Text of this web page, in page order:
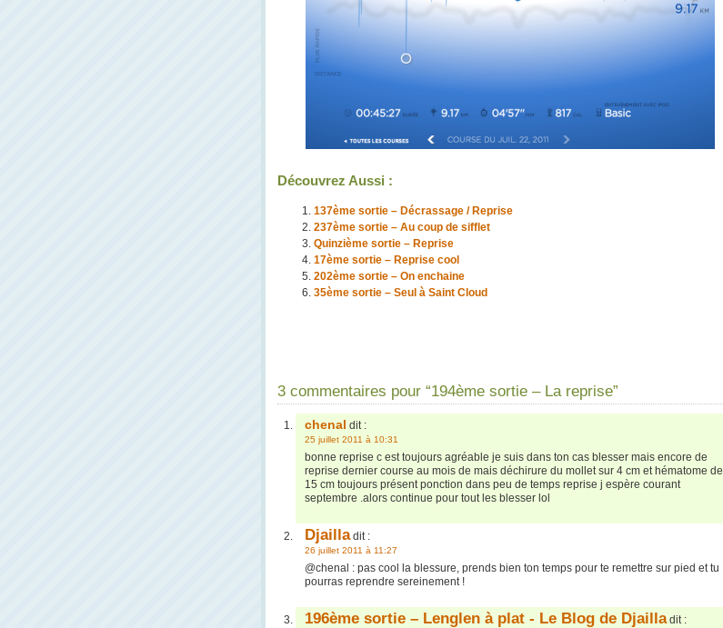
Découvrez Aussi :
137ème sortie – Décrassage / Reprise
237ème sortie – Au coup de sifflet
Quinzième sortie – Reprise
17ème sortie – Reprise cool
202ème sortie – On enchaine
35ème sortie – Seul à Saint Cloud
3 commentaires pour “194ème sortie – La reprise”
chenal dit :
25 juillet 2011 à 10:31
bonne reprise c est toujours agréable je suis dans ton cas blesser mais encore de
reprise dernier course au mois de mais déchirure du mollet sur 4 cm et hématome de
15 cm toujours présent ponction dans peu de temps reprise j espère courant
septembre .alors continue pour tout les blesser lol
Djailladit :
26 juillet 2011 à 11:27
@chenal : pas cool la blessure, prends bien ton temps pour te remettre sur pied et tu
pourras reprendre sereinement !
196ème sortie – Lenglen à plat - Le Blog de Djailladit :